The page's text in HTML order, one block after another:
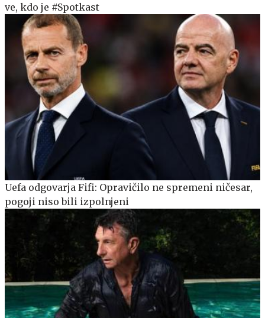
ve, kdo je #Spotkast
Uefa odgovarja Fifi: Opravičilo ne spremeni ničesar,
pogoji niso bili izpolnjeni